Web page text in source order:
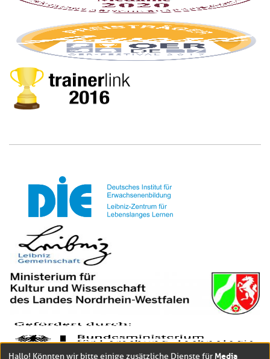
Hallo! Könnten wir bitte einige zusätzliche Dienste für Media